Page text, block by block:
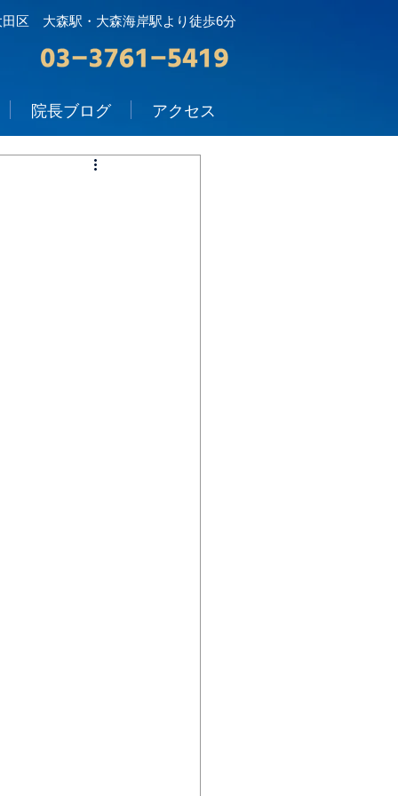
田区 大森駅・大森海岸駅より徒歩6分
院長ブログ アクセス